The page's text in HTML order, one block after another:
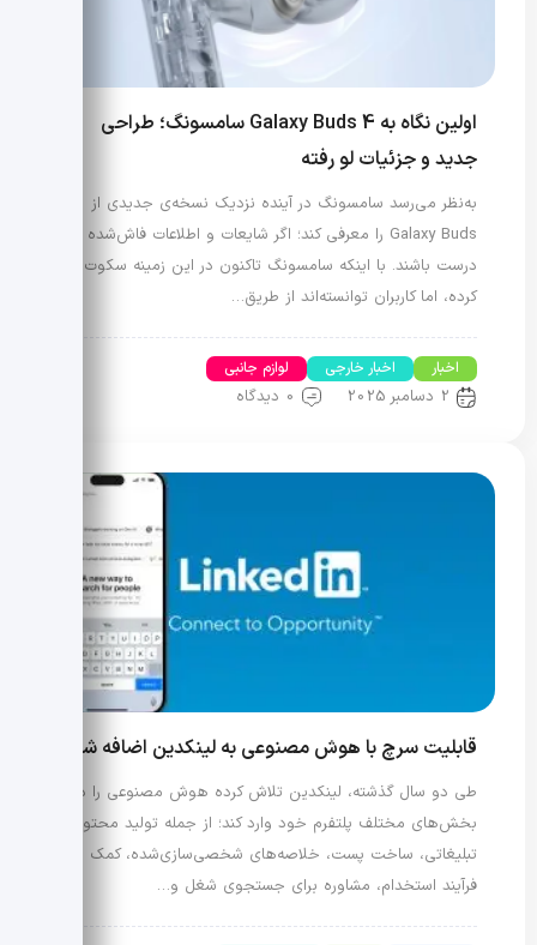
اولین نگاه به Galaxy Buds 4 سامسونگ؛ طراحی
جدید و جزئیات لو رفته
به‌نظر می‌رسد سامسونگ در آینده نزدیک نسخه‌ی جدیدی از
Galaxy Buds را معرفی کند؛ اگر شایعات و اطلاعات فاش‌شده
درست باشند. با اینکه سامسونگ تاکنون در این زمینه سکوت
کرده، اما کاربران توانسته‌اند از طریق…
اخبار اخبار خارجی لوازم جانبی
2 دسامبر 2025 0 دیدگاه
قابلیت سرچ با هوش مصنوعی به لینکدین اضافه شد!
طی دو سال گذشته، لینکدین تلاش کرده هوش مصنوعی را در
بخش‌های مختلف پلتفرم خود وارد کند؛ از جمله تولید محتوای
تبلیغاتی، ساخت پست، خلاصه‌های شخصی‌سازی‌شده، کمک در
فرآیند استخدام، مشاوره برای جستجوی شغل و…